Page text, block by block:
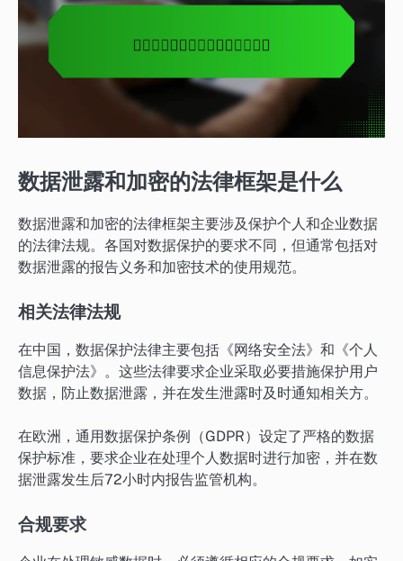
数据泄露和加密的法律框架是什么
数据泄露和加密的法律框架主要涉及保护个人和企业数据
的法律法规。各国对数据保护的要求不同，但通常包括对
数据泄露的报告义务和加密技术的使用规范。
相关法律法规
在中国，数据保护法律主要包括《网络安全法》和《个人
信息保护法》。这些法律要求企业采取必要措施保护用户
数据，防止数据泄露，并在发生泄露时及时通知相关方。
在欧洲，通用数据保护条例（GDPR）设定了严格的数据
保护标准，要求企业在处理个人数据时进行加密，并在数
据泄露发生后72小时内报告监管机构。
合规要求